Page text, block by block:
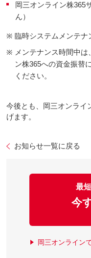
岡三オンライン株365
ん）
※ 臨時システムメンテナ
※ メンテナンス時間中
ン株365への資金振替
ください。
今後とも、岡三オンライ
げます。
お知らせ一覧に戻る
最
今
岡三オンライン